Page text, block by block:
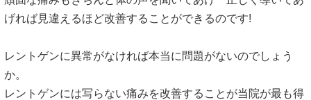
げれば見違えるほど改善することができるのです!
レントゲンに異常がなければ本当に問題がないのでしょう
か。
レントゲンには写らない痛みを改善することが当院が最も得